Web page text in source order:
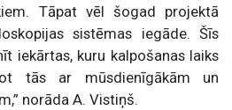
Tāpat vēl šogad projektā
sistēmas iegāde. Šīs
iekārtas, kuru kalpošanas laiks
tās ar mūsdienīgākām un
norāda A. Vistiņš.